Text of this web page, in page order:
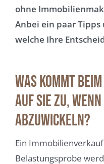
ohne
Anbei ein paar
welche Ihre
Was kommt
auf Sie zu,
abzuwickeln?
Ein
Belastungsprobe